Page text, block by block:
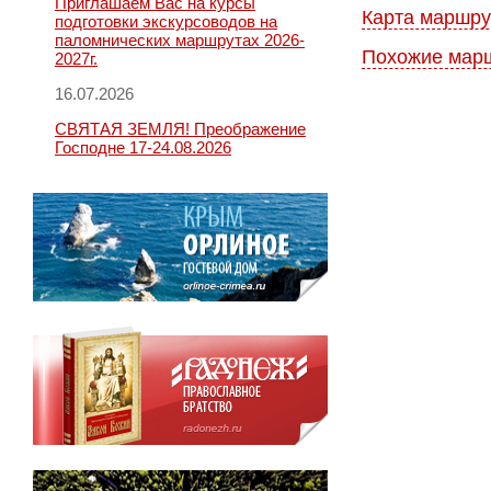
подготовки экскурсоводов на
паломнических маршрутах 2026-
2027г.
16.07.2026
СВЯТАЯ ЗЕМЛЯ! Преображение
Господне 17-24.08.2026
Карта
Похожие